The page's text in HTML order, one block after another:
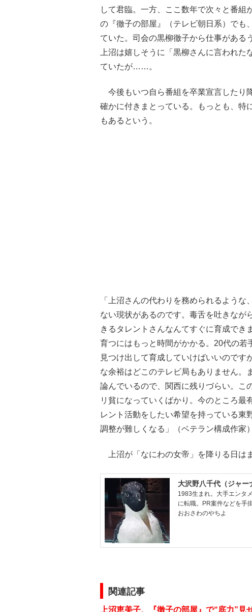
して君臨。一方、ここ数年で次々と番組
の『徹子の部屋』（テレビ朝日系）でも
ていた。司会の黒柳徹子から仕事がある
上沼は嬉しそうに「黒柳さんに言われ
ていたが……。
今後もいつ自ら番組を卒業宣言したり
確かに付きまとっている。もっとも、特
もあるという。
「上沼さんの代わりを務められるよう
ない現状があるのです。毒舌を吐きなが
きるタレントさんなんてすぐに育成でき
育つにはもっと時間がかかる。20代の
見つけ出して育成していけばいいのです
な余裕はどこのテレビ局もありません。
論んでいるので、関西に残りづらい。こ
リ貧になっていくばかり。今のところ最
レント活動をしたい希望を持っている東
調整が難しくなる」（ベテラン構成作家）
上沼が「なにわの女帝」を降りる日は
大沢野八千代（ジャー
1983生まれ。大手エンタ
に転職。PR案件などを手
おおさわのやちよ
関連記事
上沼恵美子、『徹子の部屋』で“底力”